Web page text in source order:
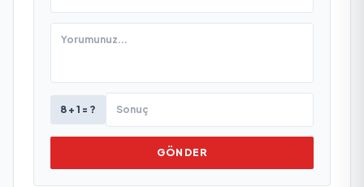
8 + 1 = ?
GÖNDER